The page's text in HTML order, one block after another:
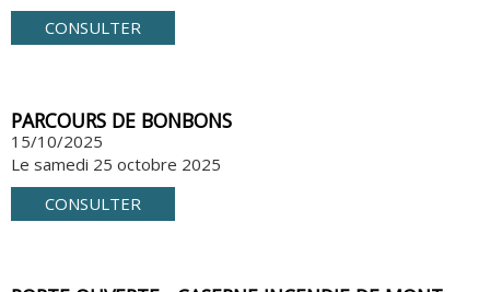
CONSULTER
PARCOURS DE BONBONS
15/10/2025
Le samedi 25 octobre 2025
CONSULTER